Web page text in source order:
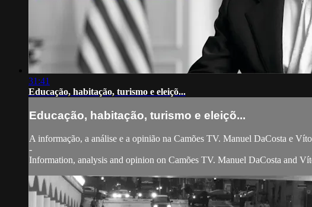
31:41
Educação, habitação, turismo e eleiçõ...
Educação, habitação, turismo e eleiçõ...
A informação, a análise e a opinião na Camões TV. Manuel DaCosta e
-
Information, analysis and opinion on Camões TV. Manuel DaCosta and